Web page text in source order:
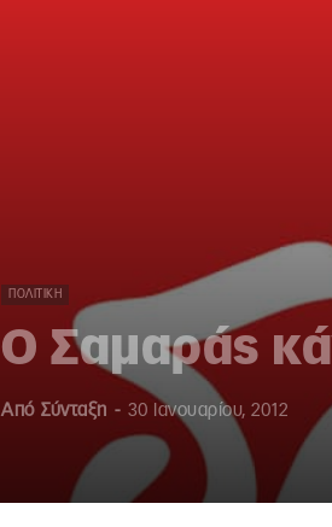
ΠΟΛΙΤΙΚΉ
Ο Σαμαράς
Από Σύνταξη - 30 Ιανουαρίου, 2012